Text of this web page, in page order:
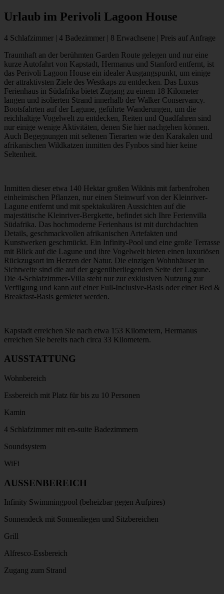
Urlaub im Perivoli Lagoon House
4 Schlafzimmer | 4 Badezimmer | 8 Erwachsene | Preis auf Anfrage
Traumhaft an der berühmten Garden Route gelegen und nur eine
kurze Autofahrt von Kapstadt, Hermanus und Stanford entfernt, ist
das Perivoli Lagoon House ein idealer Ausgangspunkt, um einige
der attraktivsten Ziele des Westkaps zu entdecken. Das Luxus
Ferienhaus in Südafrika bietet Zugang zu einem 18 Kilometer
langen und isolierten Strand innerhalb der Walker Conservancy.
Bootsfahrten auf der Lagune, geführte Wanderungen, um die
reichhaltige Vogelwelt zu entdecken, Reiten und Quadfahren sind
nur einige wenige Aktivitäten, denen Sie hier nachgehen können.
Auch Begegnungen mit seltenen Tierarten wie den Karakalen und
afrikanischen Wildkatzen inmitten des Fynbos sind hier keine
Seltenheit.
Inmitten dieser etwa 140 Hektar großen Wildnis mit farbenfrohen
einheimischen Pflanzen, nur einen Steinwurf von der Kleinriver-
Lagune entfernt und mit spektakulären Aussichten auf die
majestätische Kleinriver-Bergkette, befindet sich Ihre Ferienvilla
Südafrika. Das hochmoderne Ferienhaus ist mit durchdachten
Details, geschmackvollen afrikanischen Artefakten und
Kunstwerken geschmückt. Ein Infinity-Pool und eine große Terrasse
mit Blick auf die Lagune und ihre Vogelwelt bieten einen luxuriösen
Rückzugsort im Herzen der Natur. Die einzigen Wohnhäuser in
Sichtweite sind die auf der gegenüberliegenden Seite der Lagune.
Die 4-Schlafzimmer-Villa steht nur zur exklusiven Nutzung zur
Verfügung und kann auf einer Full-Inclusive-Basis oder einer Bed &
Breakfast-Basis gemietet werden.
Kapstadt erreichen Sie nach etwa 153 Kilometern, Hermanus
erreichen Sie bereits nach circa 33 Kilometern.
AUSSTATTUNG
Wohnbereich
Essbereich mit Platz für bis zu 10 Personen
Kamin
4 Schlafzimmer mit en-suite Badezimmern
Soundsystem
WiFi
AUSSENBEREICH
Infinity Swimmingpool (beheizbar gegen Aufpires)
Sonnendeck mit Sonnenliegen und Sitzbereichen
Grill
Alfresco-Essbereich
Zugang zum Strand